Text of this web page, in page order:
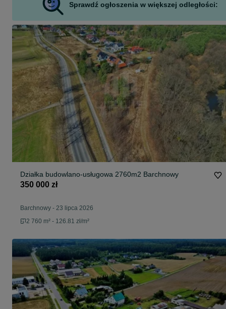
Sprawdź ogłoszenia w większej odległości:
Działka budowlano-usługowa 2760m2 Barchnowy
350 000 zł
Barchnowy - 23 lipca 2026
2 760 m² - 126.81 zł/m²